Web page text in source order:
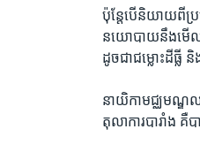
ប៉ុន្តែ​បើ​និយាយ​ពី​ប្
នយោបាយ​នឹង​មើល​មុ
ដូច​ជា​ជម្លោះដីធ្លី​ និ
នាយិកា​មជ្ឈមណ្ឌល​
តុលាការ​បារាំង​ គឺ​